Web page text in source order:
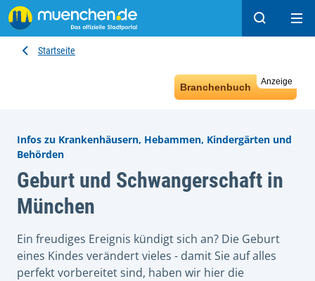
Suchen
Startseite
Anzeige
Branchenbuch
Infos zu Krankenhäusern, Hebammen, Kindergärten und
Behörden
Geburt und Schwangerschaft in
München
Ein freudiges Ereignis kündigt sich an? Die Geburt
eines Kindes verändert vieles - damit Sie auf alles
perfekt vorbereitet sind, haben wir hier die